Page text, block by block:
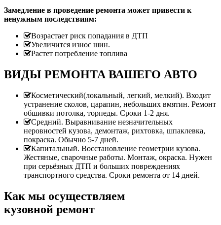
Замедление в проведение ремонта может привести к
ненужным последствиям:
Возрастает риск попадания в ДТП
Увеличится износ шин.
Растет потребление топлива
ВИДЫ РЕМОНТА ВАШЕГО АВТО
Косметический(локальный, легкий, мелкий). Входит
устранение сколов, царапин, небольших вмятин. Ремонт
обшивки потолка, торпеды. Сроки 1-2 дня.
Средний. Выравнивание незначительных
неровностей кузова, демонтаж, рихтовка, шпаклевка,
покраска. Обычно 5-7 дней.
Капитальный. Восстановление геометрии кузова.
Жестяные, сварочные работы. Монтаж, окраска. Нужен
при серьёзных ДТП и больших повреждениях
транспортного средства. Сроки ремонта от 14 дней.
Как мы осуществляем
кузовной ремонт